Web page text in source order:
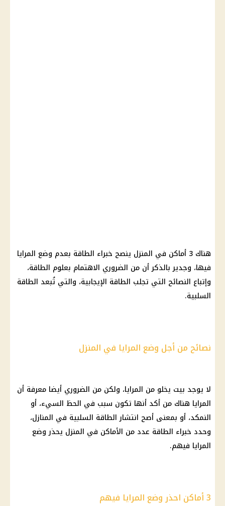
هناك 3 أماكن في المنزل ينصح خبراء الطاقة بعدم وضع المرايا
فيها، وجدير بالذكر أن من الضروري الاهتمام بعلوم الطاقة،
وإتباع النصائح التي تجلب الطاقة الإيجابية، والتي تُبعد الطاقة
السلبية.
نصائح من أجل وضع المرايا في المنزل
لا يوجد بيت يخلو من المرايا، ولكن من الضروري أيضا معرفة أن
المرايا هناك من أكد أنها تكون سبب في الحظ السيء، أو
النمكد، أو بمعنى أصح انتشار الطاقة السلبية في المنازل،
وحدد خبراء الطاقة عدد من الأماكن في المنزل يحذر وضع
المرايا فيهم.
3 أماكن احذر وضع المرايا فيهم